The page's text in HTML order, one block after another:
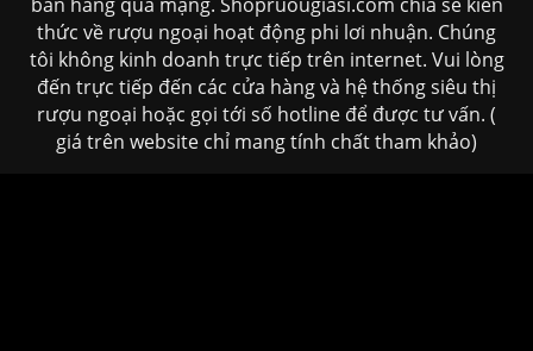
thức về rượu ngoại hoạt động phi lơi nhuận. Chúng
tôi không kinh doanh trực tiếp trên internet. Vui lòng
đến trực tiếp đến các cửa hàng và hệ thống siêu thị
rượu ngoại hoặc gọi tới số hotline để được tư vấn. (
giá trên website chỉ mang tính chất tham khảo)